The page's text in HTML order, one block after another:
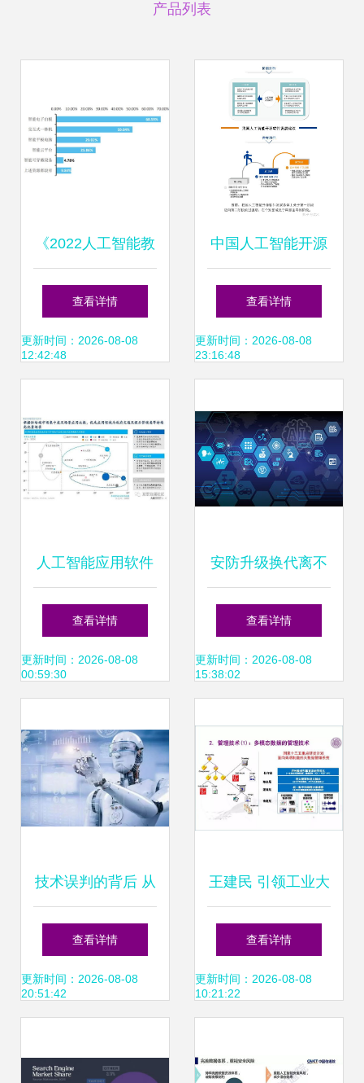
产品列表
《2022人工智能教
育蓝皮书》解读 聚
焦人工智能应用软
查看详情
更新时间：2026-08-08
12:42:48
中国人工智能开源
软件发展联盟成立
大会即将在京召
件开发新篇章
查看详情
更新时间：2026-08-08
23:16:48
人工智能应用软件
开发 探索AI行业的
无限应用场景
查看详情
更新时间：2026-08-08
00:59:30
安防升级换代离不
开人工智能 驱动行
业变革的软件开发
查看详情
更新时间：2026-08-08
15:38:02
技术误判的背后 从
亚马逊人脸识别争
议看人工智能应用
查看详情
更新时间：2026-08-08
20:51:42
王建民 引领工业大
数据与人工智能融
合创新的开拓者
查看详情
更新时间：2026-08-08
10:21:22